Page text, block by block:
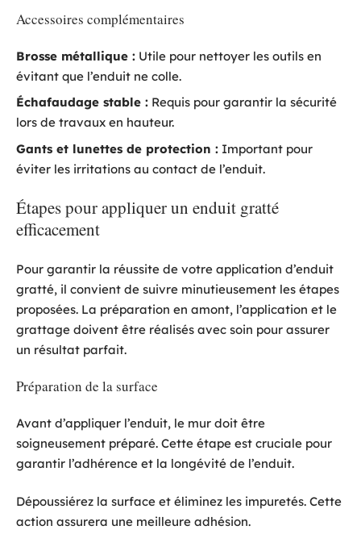
Accessoires complémentaires
Brosse métallique : Utile pour nettoyer les outils en
évitant que l’enduit ne colle.
Échafaudage stable : Requis pour garantir la sécurité
lors de travaux en hauteur.
Gants et lunettes de protection : Important pour
éviter les irritations au contact de l’enduit.
Étapes pour appliquer un enduit gratté
efficacement
Pour garantir la réussite de votre application d’enduit
gratté, il convient de suivre minutieusement les étapes
proposées. La préparation en amont, l’application et le
grattage doivent être réalisés avec soin pour assurer
un résultat parfait.
Préparation de la surface
Avant d’appliquer l’enduit, le mur doit être
soigneusement préparé. Cette étape est cruciale pour
garantir l’adhérence et la longévité de l’enduit.
Dépoussiérez la surface et éliminez les impuretés. Cette
action assurera une meilleure adhésion.